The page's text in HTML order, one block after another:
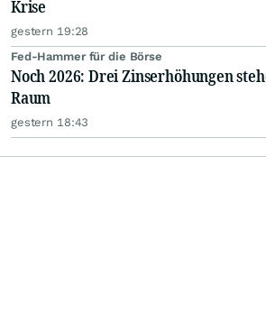
Krise
gestern 19:28
Fed-Hammer für die Börse
Noch 2026: Drei Zinserhöhungen
Raum
gestern 18:43